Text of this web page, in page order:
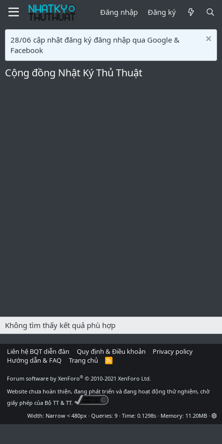
Đăng nhập Đăng ký
28/06 cập nhật đăng ký đăng nhập qua Google &
Facebook
Cộng đồng Nhật Ký Thủ Thuật
Không tìm thấy kết quả phù hợp
Liên hệ BQT diễn đàn Quy định & Điều khoản
Privacy policy
Hướng dẫn & FAQ
Trang chủ
R
Forum software by XenForo® © 2010-2021 XenForo Ltd.
Website chưa hoàn thiện, đang phát triển và đang hoạt động thử nghiệm, chờ
giấy phép của Bộ TT & TT.
Width
Queries 9 Time 0.1298s Memory 11.20MB